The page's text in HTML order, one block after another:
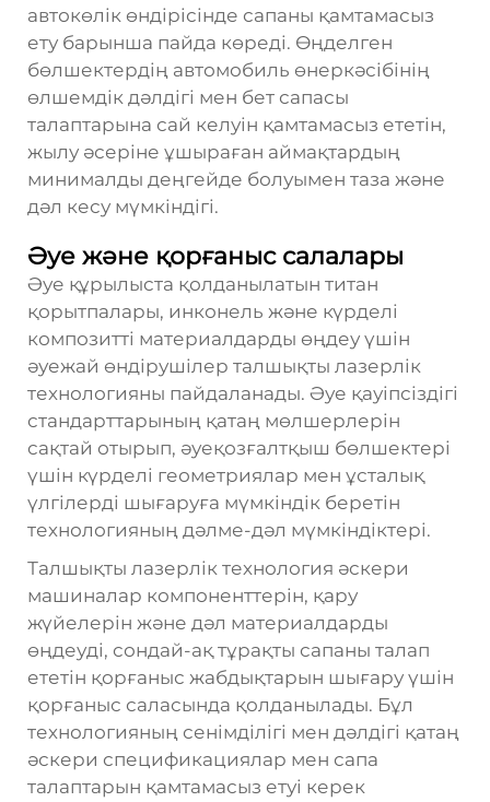
автокөлік өндірісінде сапаны қамтамасыз
ету барынша пайда көреді. Өңделген
бөлшектердің автомобиль өнеркәсібінің
өлшемдік дәлдігі мен бет сапасы
талаптарына сай келуін қамтамасыз ететін,
жылу әсеріне ұшыраған аймақтардың
минималды деңгейде болуымен таза және
дәл кесу мүмкіндігі.
Әуе және қорғаныс салалары
Әуе құрылыста қолданылатын титан
қорытпалары, инконель және күрделі
композитті материалдарды өңдеу үшін
әуежай өндірушілер талшықты лазерлік
технологияны пайдаланады. Әуе қауіпсіздігі
стандарттарының қатаң мөлшерлерін
сақтай отырып, әуеқозғалтқыш бөлшектері
үшін күрделі геометриялар мен ұсталық
үлгілерді шығаруға мүмкіндік беретін
технологияның дәлме-дәл мүмкіндіктері.
Талшықты лазерлік технология әскери
машиналар компоненттерін, қару
жүйелерін және дәл материалдарды
өңдеуді, сондай-ақ тұрақты сапаны талап
ететін қорғаныс жабдықтарын шығару үшін
қорғаныс саласында қолданылады. Бұл
технологияның сенімділігі мен дәлдігі қатаң
әскери спецификациялар мен сапа
талаптарын қамтамасыз етуі керек